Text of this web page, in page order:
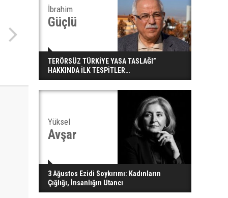
İbrahim
Güçlü
TERÖRSÜZ TÜRKİYE YASA TASLAĞI”
HAKKINDA İLK TESPİTLER…
Yüksel
Avşar
3 Ağustos Ezidi Soykırımı: Kadınların
Çığlığı, İnsanlığın Utancı